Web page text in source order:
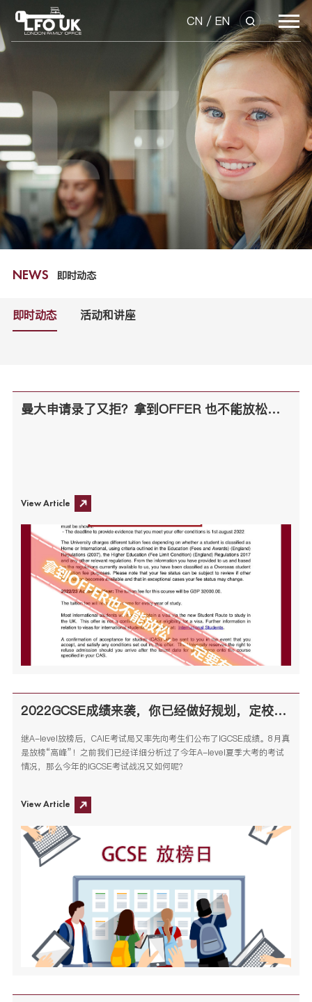
CN / EN
NEWS 即时动态
即时动态 活动和讲座
曼大申请录了又拒？拿到OFFER 也不能放松警惕！
View Article
2022GCSE成绩来袭，你已经做好规划，定校了吗？
继A-level放榜后，CAIE考试局又率先向考生们公布了IGCSE成绩。8月真
是放榜“高峰”！之前我们已经详细分析过了今年A-level夏季大考的考试
情况，那么今年的IGCSE考试战况又如何呢？
View Article